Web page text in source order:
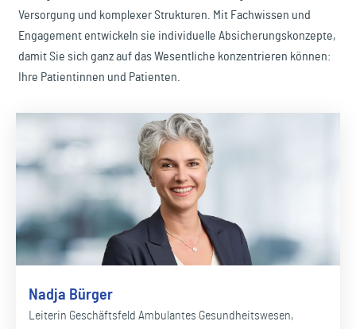
Versorgung und komplexer Strukturen. Mit Fachwissen und
Engagement entwickeln sie individuelle Absicherungskonzepte,
damit Sie sich ganz auf das Wesentliche konzentrieren können:
Ihre Patientinnen und Patienten.
Nadja Bürger
Leiterin Geschäftsfeld Ambulantes Gesundheitswesen,